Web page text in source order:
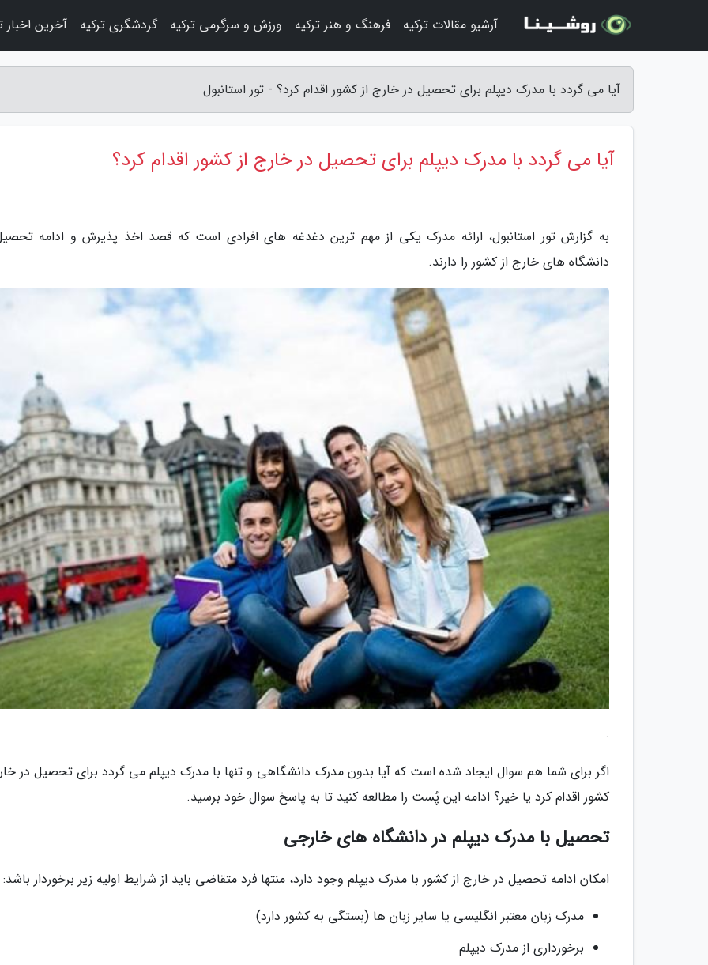
آیا می گردد با مدرک دیپلم برای تحصیل در خارج از کشور اقدام کرد؟ - تور استانبول
آیا می گردد با مدرک دیپلم برای تحصیل در خارج از کشور اقدام کرد؟
به گزارش تور استانبول، ارائه مدرک یکی از مهم ترین دغدغه های افرادی است که قصد اخذ پذیرش و ادامه
دانشگاه های خارج از کشور را دارند.
.
اگر برای شما هم سوال ایجاد شده است که آیا بدون مدرک دانشگاهی و تنها با مدرک دیپلم می گردد برای تحصیل در
کشور اقدام کرد یا خیر؟ ادامه این پُست را مطالعه کنید تا به پاسخ سوال خود برسید.
تحصیل با مدرک دیپلم در دانشگاه های خارجی
امکان ادامه تحصیل در خارج از کشور با مدرک دیپلم وجود دارد، منتها فرد متقاضی باید از شرایط اولیه زیر برخوردار باشد:
مدرک زبان معتبر انگلیسی یا سایر زبان ها (بستگی به کشور دارد)
برخورداری از مدرک دیپلم
آرشیو مقالات ترکیه فرهنگ و هنر ترکیه ورزش و سرگرمی ترکیه گردشگری ترکیه آخرین اخبار